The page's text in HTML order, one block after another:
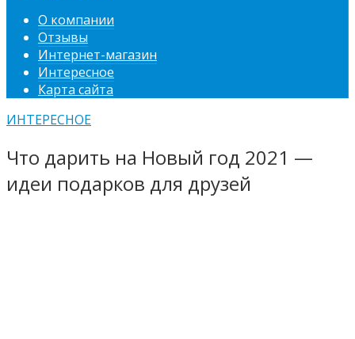
О компании
Отзывы
Интернет-магазин
Интересное
Карта сайта
ИНТЕРЕСНОЕ
Что дарить на Новый год 2021 —
идеи подарков для друзей